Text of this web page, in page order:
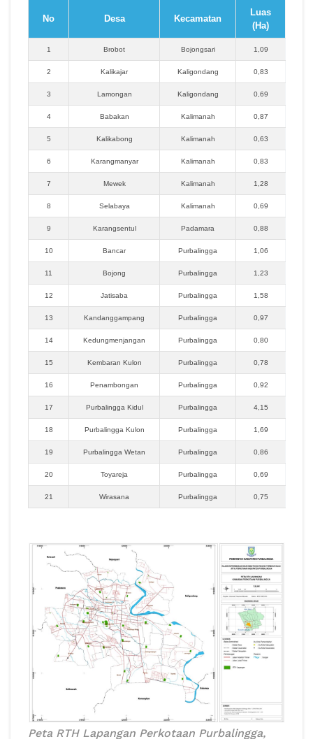
No Desa Kecamatan
Luas
(Ha)
1 Brobot Bojongsari 1,09
2 Kalikajar Kaligondang 0,83
3 Lamongan Kaligondang 0,69
4 Babakan Kalimanah 0,87
5 Kalikabong Kalimanah 0,63
6 Karangmanyar Kalimanah 0,83
7 Mewek Kalimanah 1,28
8 Selabaya Kalimanah 0,69
9 Karangsentul Padamara 0,88
10 Bancar Purbalingga 1,06
11 Bojong Purbalingga 1,23
12 Jatisaba Purbalingga 1,58
13 Kandanggampang Purbalingga 0,97
14 Kedungmenjangan Purbalingga 0,80
15 Kembaran Kulon Purbalingga 0,78
16 Penambongan Purbalingga 0,92
17 Purbalingga Kidul Purbalingga 4,15
18 Purbalingga Kulon Purbalingga 1,69
19 Purbalingga Wetan Purbalingga 0,86
20 Toyareja Purbalingga 0,69
21 Wirasana Purbalingga 0,75
Peta RTH Lapangan Perkotaan Purbalingga,